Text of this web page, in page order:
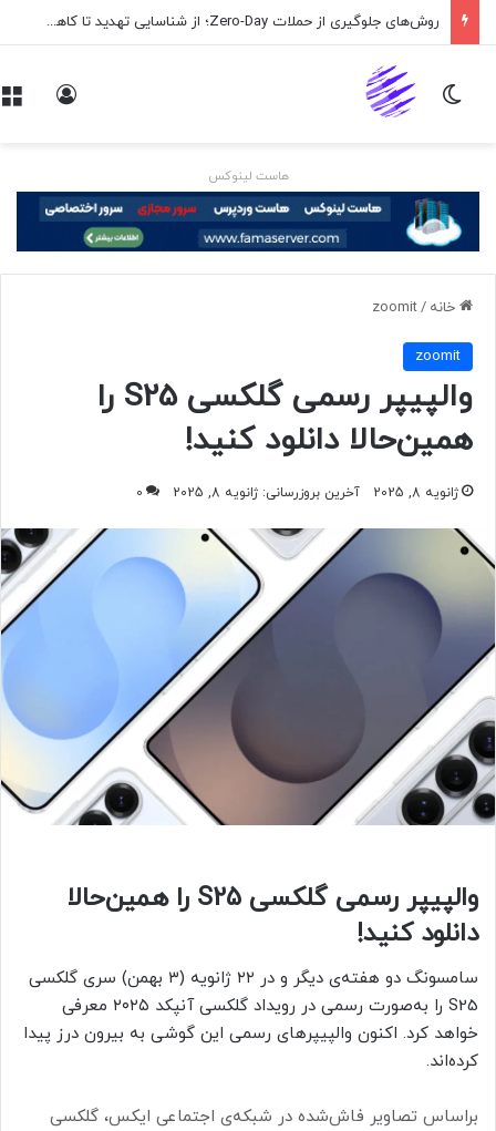
روش‌های جلوگیری از حملات Zero-Day؛ از شناسایی تهدید تا کاهش ریسک
تغییر پوسته
هاست لینوکس
خانه /
zoomit
zoomit
والپیپر رسمی گلکسی S25 را
همین‌حالا دانلود کنید!
ژانویه 8, 2025 آخرین بروزرسانی: ژانویه 8, 2025 0
والپیپر رسمی گلکسی S25 را همین‌حالا
دانلود کنید!
سامسونگ دو هفته‌ی دیگر و در ۲۲ ژانویه (۳ بهمن) سری گلکسی
S25 را به‌صورت رسمی در رویداد گلکسی آنپکد ۲۰۲۵ معرفی
خواهد کرد. اکنون والپیپر‌های رسمی این گوشی به بیرون درز پیدا
کرده‌اند.
براساس تصاویر فاش‌شده در شبکه‌ی اجتماعی ایکس، گلکسی